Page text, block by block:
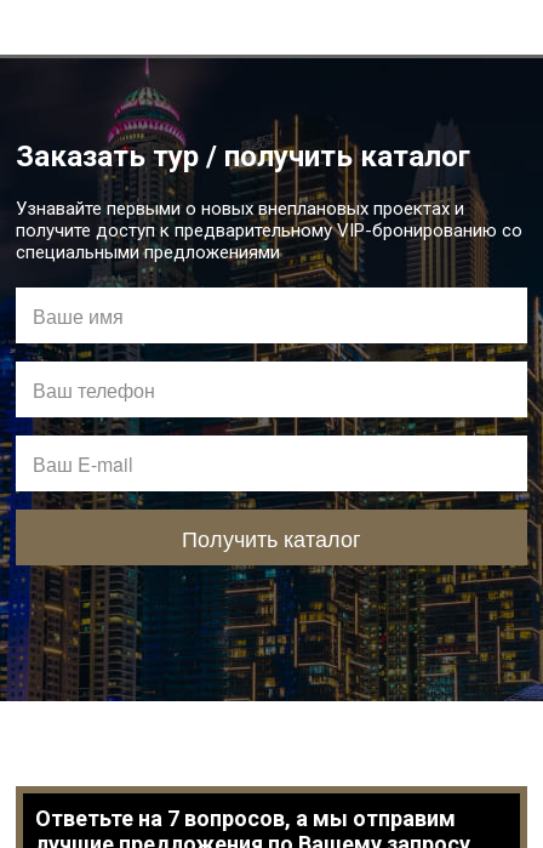
Заказать тур / получить каталог
Узнавайте первыми о новых внеплановых проектах и
получите доступ к предварительному VIP-бронированию со
специальными предложениями
Получить каталог
Ответьте на 7 вопросов, а мы отправим